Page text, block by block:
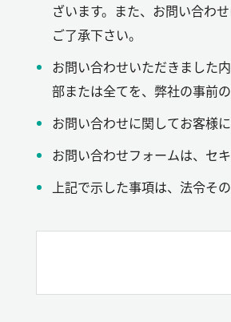
ざいます。また、お問い合わ
ご了承下さい。
お問い合わせいただきました
部または全てを、弊社の事前
お問い合わせに関してお客様
お問い合わせフォームは、セ
上記で示した事項は、法令そ